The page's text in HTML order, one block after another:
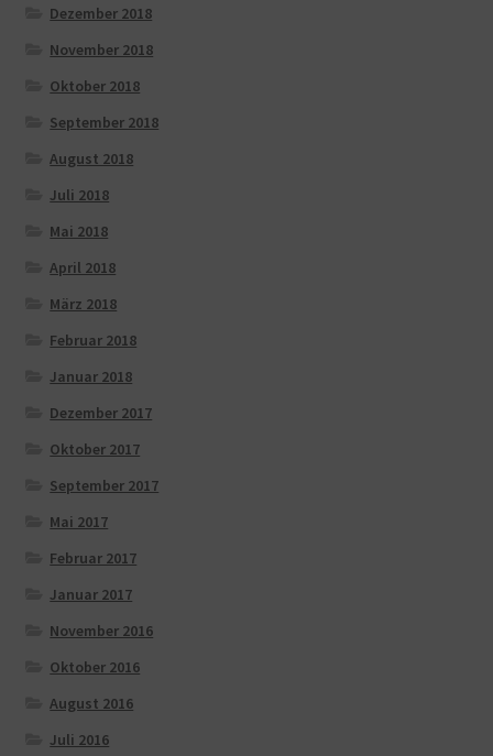
Dezember 2018
November 2018
Oktober 2018
September 2018
August 2018
Juli 2018
Mai 2018
April 2018
März 2018
Februar 2018
Januar 2018
Dezember 2017
Oktober 2017
September 2017
Mai 2017
Februar 2017
Januar 2017
November 2016
Oktober 2016
August 2016
Juli 2016